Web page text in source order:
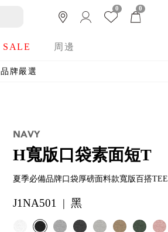
0 0
SALE 周邊
品牌嚴選
H寬版口袋素面短T
夏季必備品牌口袋厚磅面料款寬版百搭TEE
J1NA501 | 黑